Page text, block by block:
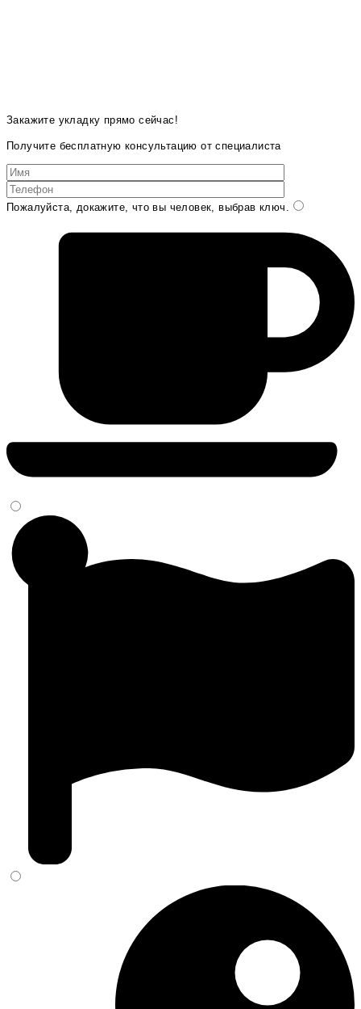
Закажите укладку прямо сейчас!
Получите бесплатную консультацию от специалиста
Пожалуйста, докажите, что вы человек, выбрав ключ .